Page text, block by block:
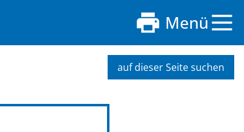
Menü
auf dieser Seite suchen